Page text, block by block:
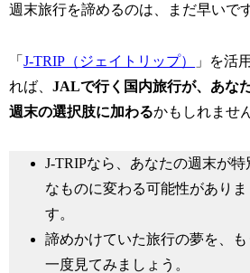
週末旅行を諦めるのは、まだ早いです
「J-TRIP（ジェイトリップ）
」を活
れば、JALで行く国内旅行が、あな
週末の選択肢に加わるかもしれませ
J-TRIPなら、あなたの週末が特
なものに変わる可能性がありま
す。
諦めかけていた旅行の夢を、も
一度見てみましょう。